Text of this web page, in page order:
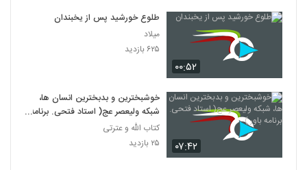
۰۰:۵۲
طلوع خورشید پس از یخبندان
میلاد
۶۲۵ بازدید
۰۷:۴۲
خوشبخترین و بدبخترین انسان ها،
شبکه ولیعصر عج( استاد فتحی. برنامه
باور )
کتاب الله و عترتی
۲۵ بازدید